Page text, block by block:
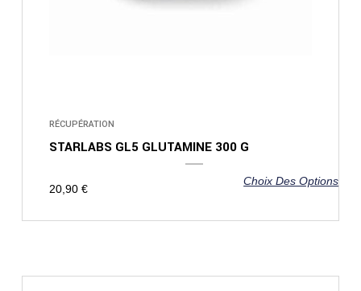
Choix Des Options
RÉCUPÉRATION
STARLABS GL5 GLUTAMINE 300 G
20,90 €